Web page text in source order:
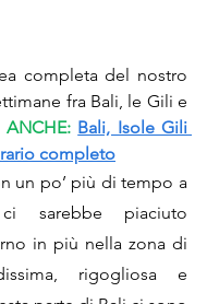
completa del nostro
fra Bali, le Gili e
ANCHE: Bali, Isole Gili
completo
un po’ più di tempo a
ci sarebbe piaciuto
in più nella zona di
rigogliosa e